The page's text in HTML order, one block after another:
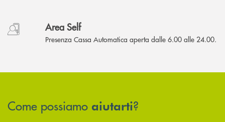
Area Self
Presenza Cassa Automatica aperta dalle 6.00 alle 24.00.
Come possiamo aiutarti?